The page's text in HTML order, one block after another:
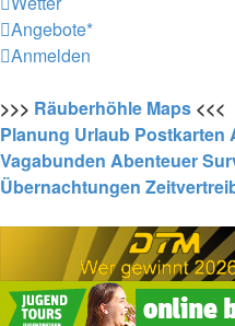
Angebote*
Anmelden
>>> Räuberhöhle Maps <<<
Planung Urlaub Postkarten
Vagabunden Abenteuer
Übernachtungen